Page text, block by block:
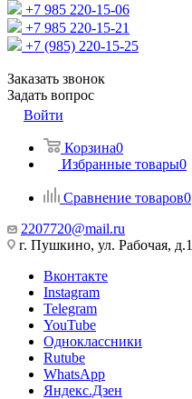
+7 985 220-15-06
+7 985 220-15-21
+7 (985) 220-15-25
Заказать звонок
Задать вопрос
Войти
Корзина0
Избранные товары0
Сравнение товаров0
2207720@mail.ru
г. Пушкино, ул. Рабочая, д.1
Вконтакте
Instagram
Telegram
YouTube
Одноклассники
Rutube
WhatsApp
Яндекс.Дзен